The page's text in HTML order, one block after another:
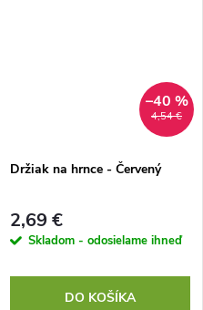
4,54 €
–40 %
Držiak na hrnce - Červený
2,69 €
Skladom - odosielame ihneď
DO KOŠÍKA